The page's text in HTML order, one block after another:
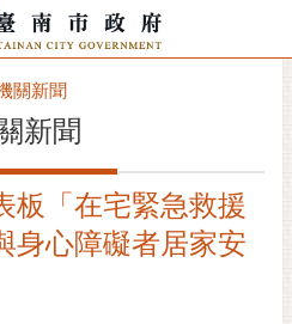
關新聞
新聞
板「在宅緊急救援
身心障礙者居家安